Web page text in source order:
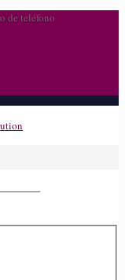
de teléfono